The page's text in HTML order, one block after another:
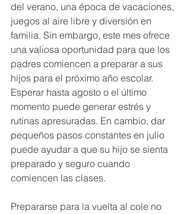
del verano, una época de vacaciones,
juegos al aire libre y diversión en
familia. Sin embargo, este mes ofrece
una valiosa oportunidad para que los
padres comiencen a preparar a sus
hijos para el próximo año escolar.
Esperar hasta agosto o el último
momento puede generar estrés y
rutinas apresuradas. En cambio, dar
pequeños pasos constantes en julio
puede ayudar a que su hijo se sienta
preparado y seguro cuando
comiencen las clases.
Prepararse para la vuelta al cole no